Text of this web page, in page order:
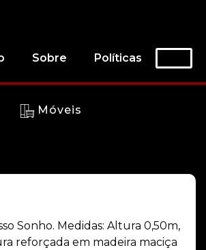
Sobre Políticas
Móveis
Sonho. Medidas: Altura 0,50m,
reforçada em madeira maciça